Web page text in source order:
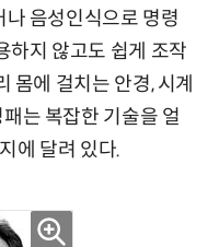
음성인식으로 명령
하지 않고도 쉽게 조작
몸에 걸치는 안경, 시계
는 복잡한 기술을 얼
에 달려 있다.